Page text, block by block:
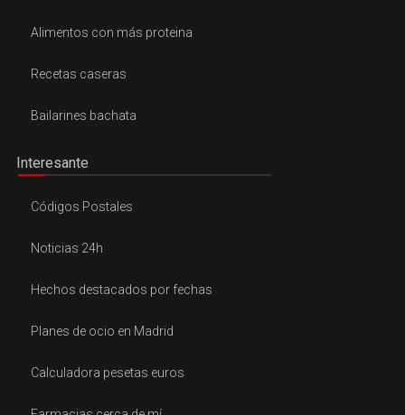
Alimentos con más proteina
Recetas caseras
Bailarines bachata
Interesante
Códigos Postales
Noticias 24h
Hechos destacados por fechas
Planes de ocio en Madrid
Calculadora pesetas euros